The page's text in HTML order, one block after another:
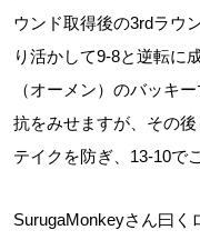
ウンド取得後の3rdラウ
り活かして9-8と逆転に
（オーメン）のバッキ
抗をみせますが、その
テイクを防ぎ、13-10で
SurugaMonkeyさん曰く